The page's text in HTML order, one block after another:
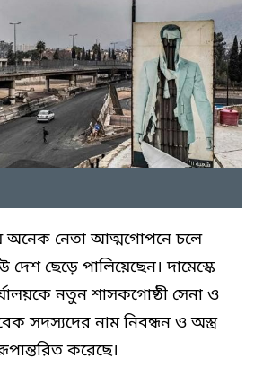
অনেক নেতা আত্মগোপনে চলে
ছেড়ে পালিয়েছেন। দামেস্কে
নতুন শাসকগোষ্ঠী সেনা ও
সদস্যদের নাম নিবন্ধন ও অস্ত্র
করেছে।